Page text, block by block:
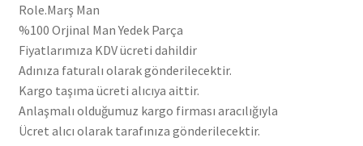
Role.Marş Man
%100 Orjinal Man Yedek Parça
Fiyatlarımıza KDV ücreti dahildir
Adınıza faturalı olarak gönderilecektir.
Kargo taşıma ücreti alıcıya aittir.
Anlaşmalı olduğumuz kargo firması aracılığıyla
Ücret alıcı olarak tarafınıza gönderilecektir.